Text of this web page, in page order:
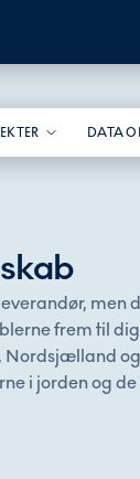
DATA
men
frem til
Nordsjælland
i jorden og